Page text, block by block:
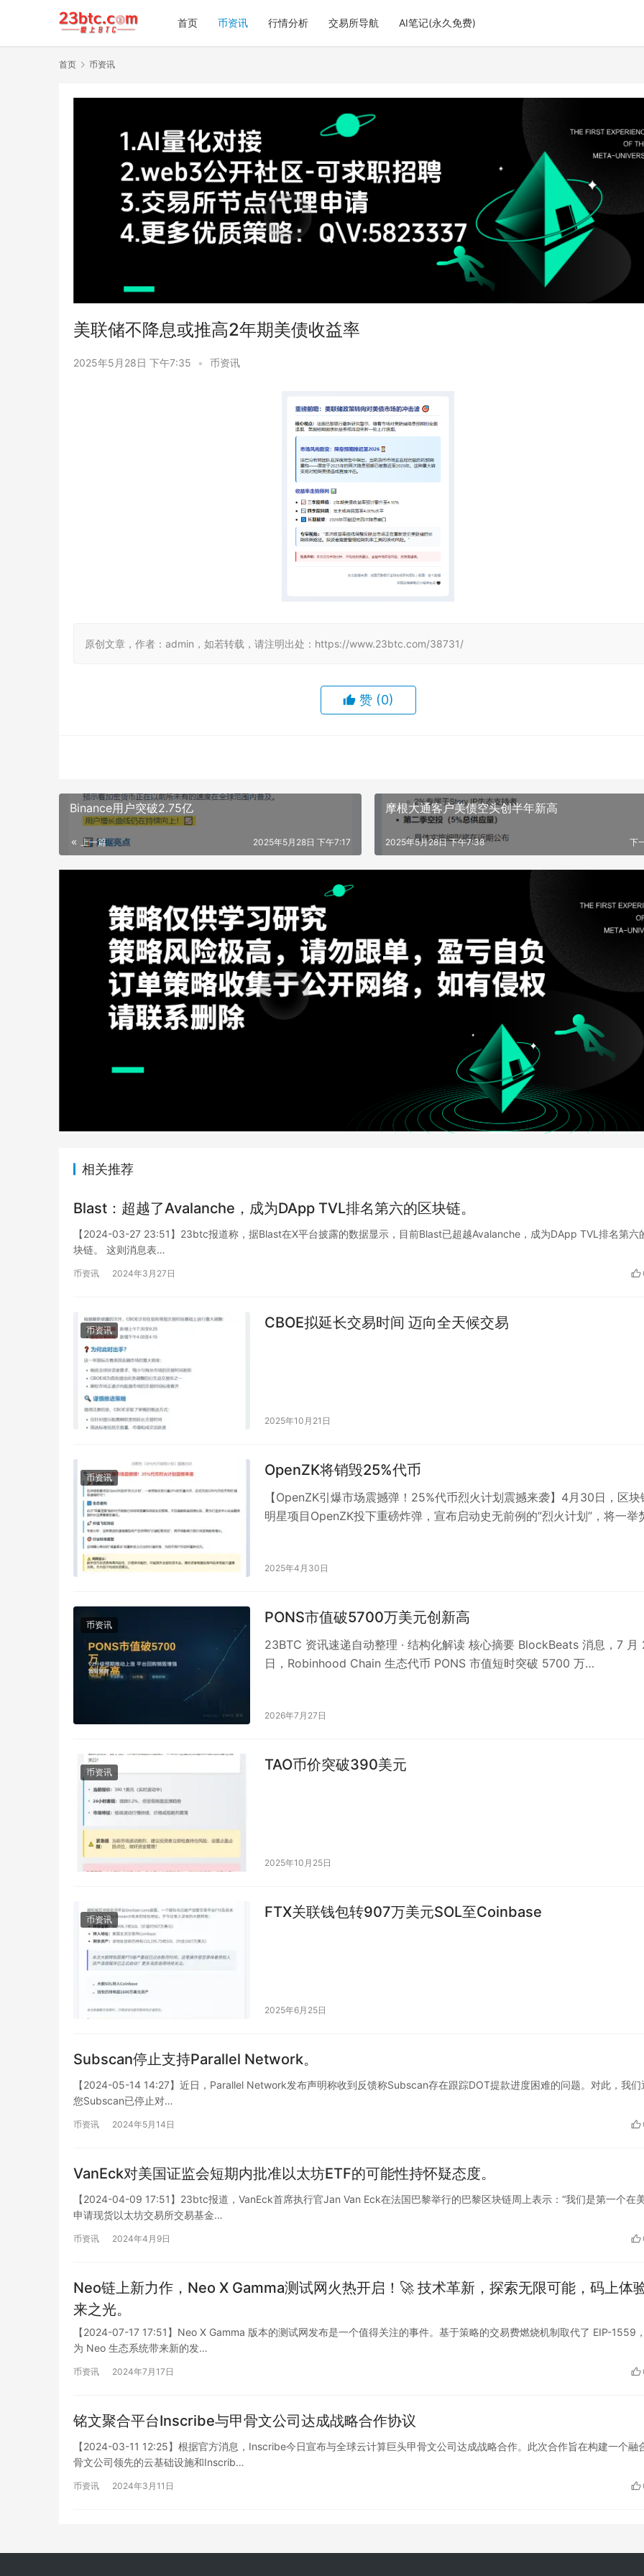
首页 币资讯 行情分析 交易所导航 AI笔记(永久免费)
首页 币资讯
美联储不降息或推高2年期美债收益率
2025年5月28日 下午7:35 • 币资讯
原创文章，作者：admin，如若转载，请注明出处：https://www.23btc.com/38731/
赞 (0)
Binance用户突破2.75亿
上一篇 2025年5月28日 下午7:17
摩根大通客户美债空头创半年新高
下
2025年5月28日 下午7:38
相关推荐
Blast：超越了Avalanche，成为DApp TVL排名第六的区块链。
【2024-03-27 23:51】23btc报道称，据Blast在X平台披露的数据显示，目前Blast已超越Avalanche，成为DApp TVL排名第六
块链。 这则消息表…
币资讯 2024年3月27日
币资讯 CBOE拟延长交易时间 迈向全天候交易
2025年10月21日
币资讯 OpenZK将销毁25%代币
【OpenZK引爆市场震撼弹！25%代币烈火计划震撼来袭】4月30日，区块
明星项目OpenZK投下重磅炸弹，宣布启动史无前例的”烈火计划”，将一举
2025年4月30日
币资讯 PONS市值破5700万美元创新高
23BTC 资讯速递自动整理 · 结构化解读 核心摘要 BlockBeats 消息，7 月
日，Robinhood Chain 生态代币 PONS 市值短时突破 5700 万…
2026年7月27日
币资讯 TAO币价突破390美元
2025年10月25日
币资讯 FTX关联钱包转907万美元SOL至Coinbase
2025年6月25日
Subscan停止支持Parallel Network。
【2024-05-14 14:27】近日，Parallel Network发布声明称收到反馈称Subscan存在跟踪DOT提款进度困难的问题。对此，我们
您Subscan已停止对…
币资讯 2024年5月14日
VanEck对美国证监会短期内批准以太坊ETF的可能性持怀疑态度。
【2024-04-09 17:51】23btc报道，VanEck首席执行官Jan Van Eck在法国巴黎举行的巴黎区块链周上表示：“我们是第一个在
申请现货以太坊交易所交易基金…
币资讯 2024年4月9日
Neo链上新力作，Neo X Gamma测试网火热开启！🚀 技术革新，探索无限可能，码上体
来之光。
【2024-07-17 17:51】Neo X Gamma 版本的测试网发布是一个值得关注的事件。基于策略的交易费燃烧机制取代了 EIP-1559
为 Neo 生态系统带来新的发…
币资讯 2024年7月17日
铭文聚合平台Inscribe与甲骨文公司达成战略合作协议
【2024-03-11 12:25】根据官方消息，Inscribe今日宣布与全球云计算巨头甲骨文公司达成战略合作。此次合作旨在构建一个融
骨文公司领先的云基础设施和Inscrib…
币资讯 2024年3月11日